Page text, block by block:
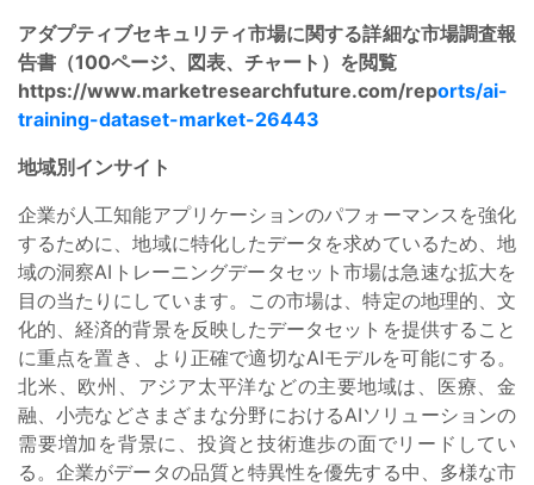
アダプティブセキュリティ市場に関する詳細な市場調査報
告書（100ページ、図表、チャート）を閲覧
https://www.marketresearchfuture.com/reports/ai-
training-dataset-market-26443
地域別インサイト
企業が人工知能アプリケーションのパフォーマンスを強化
するために、地域に特化したデータを求めているため、地
域の洞察AIトレーニングデータセット市場は急速な拡大を
目の当たりにしています。この市場は、特定の地理的、文
化的、経済的背景を反映したデータセットを提供すること
に重点を置き、より正確で適切なAIモデルを可能にする。
北米、欧州、アジア太平洋などの主要地域は、医療、金
融、小売などさまざまな分野におけるAIソリューションの
需要増加を背景に、投資と技術進歩の面でリードしてい
る。企業がデータの品質と特異性を優先する中、多様な市